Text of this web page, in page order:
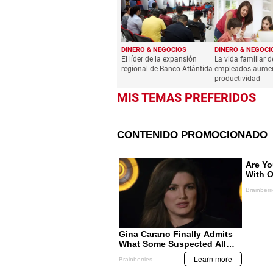
DINERO & NEGOCIOS
El líder de la expansión
regional de Banco Atlántida
DINERO &
La vida familiar
empleados
productividad
MIS TEMAS PREFERIDOS